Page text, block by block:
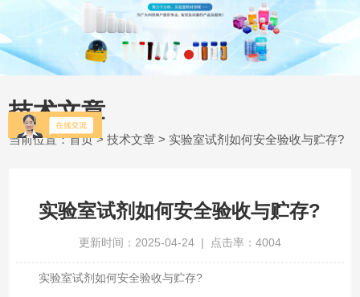
技术文章
当前位置：首页>技术文章 > 实验室试剂如何安全验收与贮存?
实验室试剂如何安全验收与贮存?
更新时间：2025-04-24 | 点击率：4004
实验室试剂如何安全验收与贮存?